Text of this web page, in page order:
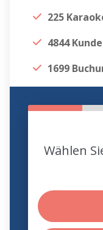
225
4844
1699
Wählen